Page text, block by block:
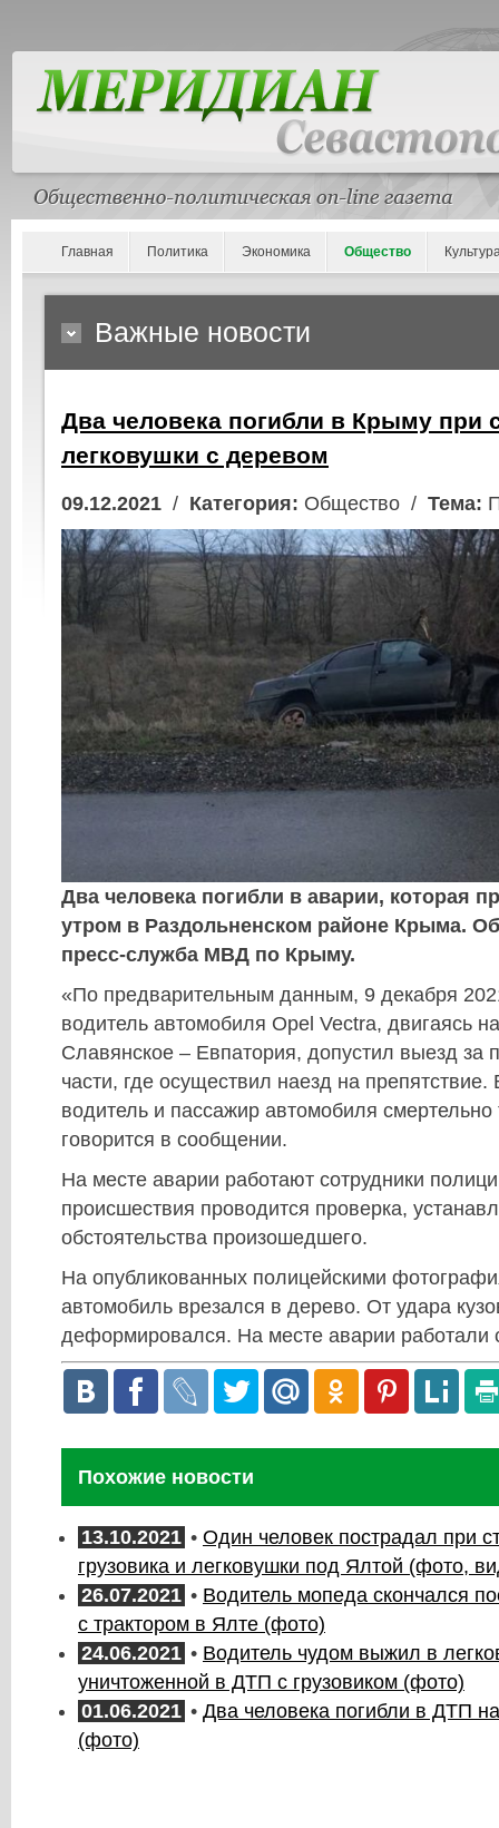
Главная Политика Экономика Общество
Важные новости
Два человека погибли в Крыму при
легковушки с деревом
09.12.2021 / Категория: Общество / Тема:
Два человека погибли в аварии, которая
утром в Раздольненском районе Крыма.
пресс-служба МВД по Крыму.
«По предварительным данным, 9 декабря
водитель автомобиля Opel Vectra, двигаясь
Славянское – Евпатория, допустил выезд за
части, где осуществил наезд на
водитель и пассажир автомобиля
говорится в сообщении.
На месте аварии работают сотрудники
происшествия проводится проверка,
обстоятельства произошедшего.
На опубликованных полицейскими
автомобиль врезался в дерево. От удара
деформировался. На месте аварии работали
Похожие новости
13.10.2021 • Один человек пострадал при
грузовика и легковушки под Ялтой (фото,
26.07.2021 • Водитель мопеда скончался
с трактором в Ялте (фото)
24.06.2021 • Водитель чудом выжил в
уничтоженной в ДТП с грузовиком (фото)
01.06.2021 • Два человека погибли в ДТП
(фото)